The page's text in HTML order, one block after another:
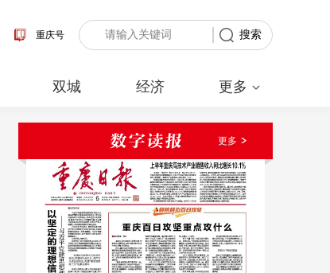
重庆号 搜索
双城 经济 更多
更多